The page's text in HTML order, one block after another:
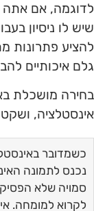
לדוגמה, אם אתה
שיש לו ניסיון
להציע פתרונות
גלם איכותיים
בחירה מושכלת
אינסטלציה,
כשמדובר
נכנס לתמונה
סמויה שלא
לקרוא למומחה.